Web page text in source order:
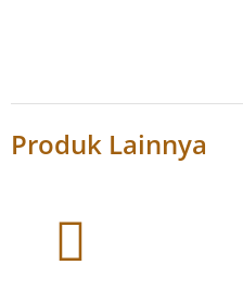
Produk Lainnya